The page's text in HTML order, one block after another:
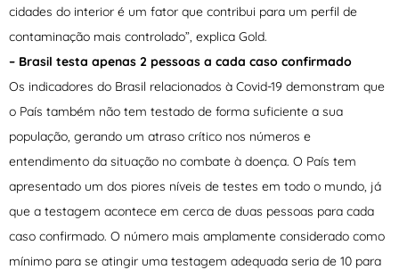
cidades do interior é um fator que contribui para um perfil de
contaminação mais controlado”, explica Gold.
– Brasil testa apenas 2 pessoas a cada caso confirmado
Os indicadores do Brasil relacionados à Covid-19 demonstram que
o País também não tem testado de forma suficiente a sua
população, gerando um atraso crítico nos números e
entendimento da situação no combate à doença. O País tem
apresentado um dos piores níveis de testes em todo o mundo, já
que a testagem acontece em cerca de duas pessoas para cada
caso confirmado. O número mais amplamente considerado como
mínimo para se atingir uma testagem adequada seria de 10 para